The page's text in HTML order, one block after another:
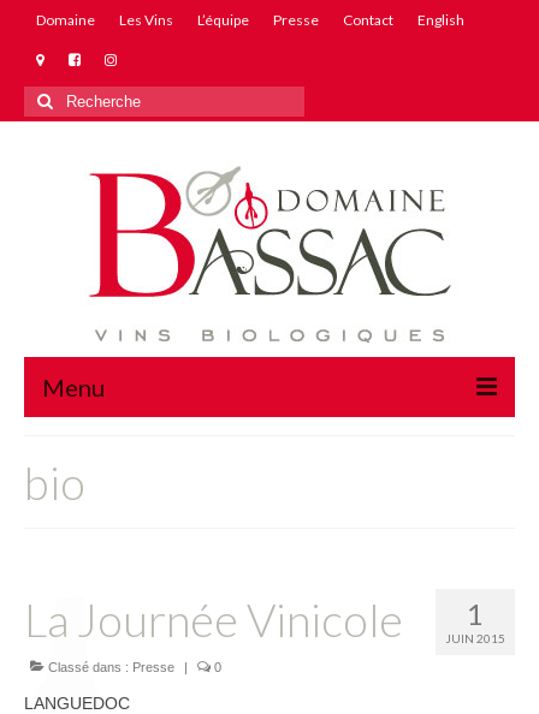
Domaine Les Vins L’équipe Presse Contact English
Rechercher
:
Menu
Les Vins
Presse
English
bio
1
JUIN 2015
La Journée Vinicole
Classé dans : Presse | 0
LANGUEDOC